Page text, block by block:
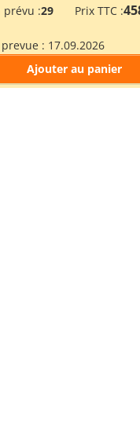
prévu :29
Prix TTC :
: 17.09.2026
Ajouter au panier